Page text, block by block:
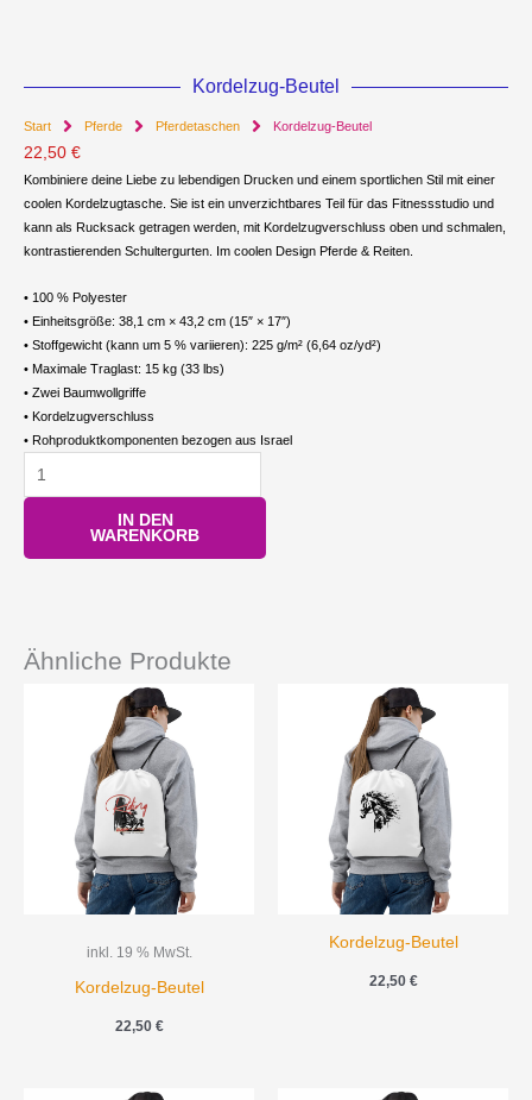
Kordelzug-Beutel
Start Pferde Pferdetaschen Kordelzug-Beutel
22,50 €
Kombiniere deine Liebe zu lebendigen Drucken und einem sportlichen Stil mit einer
coolen Kordelzugtasche. Sie ist ein unverzichtbares Teil für das Fitnessstudio und
kann als Rucksack getragen werden, mit Kordelzugverschluss oben und schmalen,
kontrastierenden Schultergurten. Im coolen Design Pferde & Reiten.
• 100 % Polyester
• Einheitsgröße: 38,1 cm × 43,2 cm (15″ × 17″)
• Stoffgewicht (kann um 5 % variieren): 225 g/m² (6,64 oz/yd²)
• Maximale Traglast: 15 kg (33 lbs)
• Zwei Baumwollgriffe
• Kordelzugverschluss
• Rohproduktkomponenten bezogen aus Israel
Kordelzug-
Beutel
IN DEN
WARENKORB
Ähnliche Produkte
inkl. 19 % MwSt.
Kordelzug-Beutel
22,50 €
Kordelzug-Beutel
22,50 €